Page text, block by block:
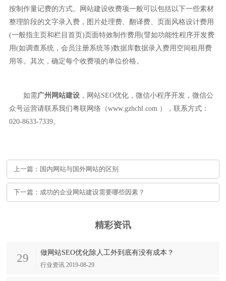
按制作量记费的方式。网站建设收费项一般可以包括以下一些素材
整理阶段的文字录入费，图片处理费、翻译费、页面风格设计费用
(一般指主页和栏目首页)页面特效制作费用(譬如功能性程序开发费
用(如调查系统，会员注册系统等)数据库数据录入费用空间租用费
用等。其次，确定每个收费项的单位价格。
如需广州网站建设 ，网站SEO优化，微信小程序开发，微信公
众号运营请联系我们粤联网络（www.gzhchl.com ），联系方式：
020-8633-7339。
上一篇：国内网站与国外网站的区别
下一篇：成功的企业网站建设需要哪些因素？
精彩资讯
29 做网站SEO优化除人工外到底有没有成本？
行业资讯 2019-08-29